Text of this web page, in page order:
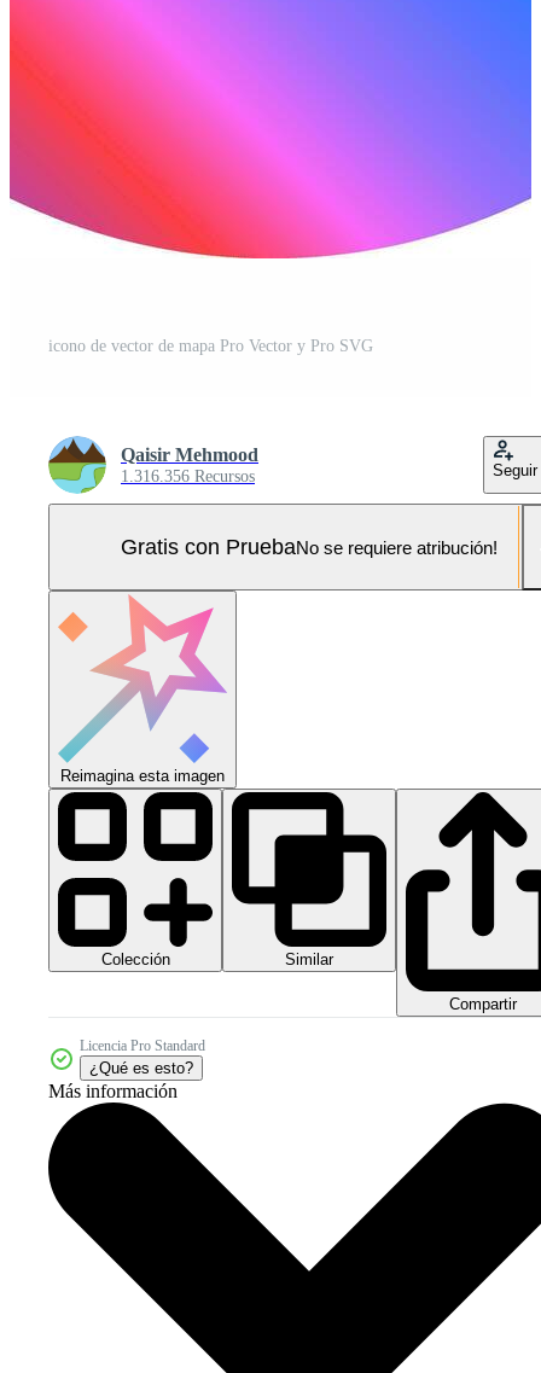
icono de vector de mapa Pro Vector y Pro SVG
Qaisir Mehmood
1.316.356 Recursos Seguir
Gratis con PruebaNo se requiere atribución!
Reimagina esta imagen
Colección Similar
Compartir
Licencia Pro Standard
¿Qué es esto?
Más información